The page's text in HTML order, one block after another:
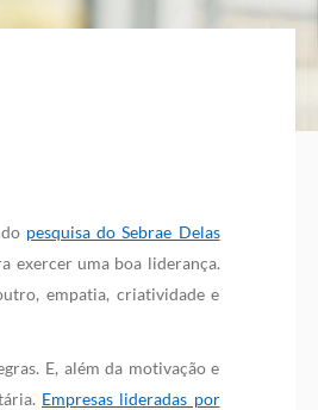
pesquisa do Sebrae Delas
exercer uma boa liderança.
empatia, criatividade e
E, além da motivação e
Empresas lideradas por